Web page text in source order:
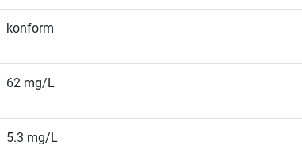
konform
62 mg/L
5.3 mg/L